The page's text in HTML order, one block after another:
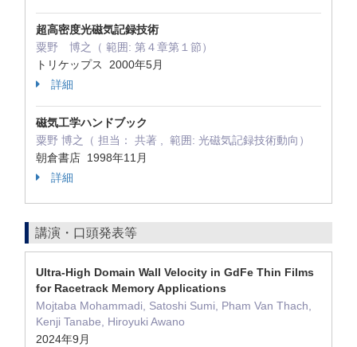
超高密度光磁気記録技術
粟野 博之（ 範囲: 第４章第１節）
トリケップス 2000年5月
詳細
磁気工学ハンドブック
粟野 博之（ 担当： 共著 , 範囲: 光磁気記録技術動向）
朝倉書店 1998年11月
詳細
講演・口頭発表等
Ultra-High Domain Wall Velocity in GdFe Thin Films
for Racetrack Memory Applications
Mojtaba Mohammadi, Satoshi Sumi, Pham Van Thach,
Kenji Tanabe, Hiroyuki Awano
2024年9月